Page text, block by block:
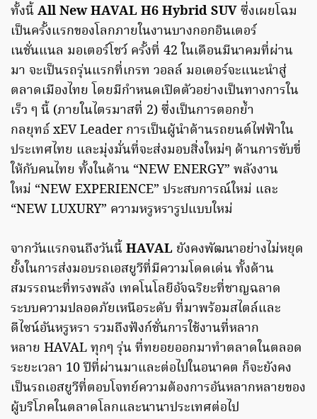
ทั้งนี้All New HAVAL H6 Hybrid SUVซึ่งเผยโฉม
เป็นครั้งแรกของโลกภายในงานบางกอกอินเตอร์
เนชั่นแนล มอเตอร์โชว์ ครั้งที่ 42 ในเดือนมีนาคมที่ผ่าน
มา จะเป็นรถรุ่นแรกที่เกรท วอลล์ มอเตอร์จะแนะนำสู่
ตลาดเมืองไทย โดยมีกำหนดเปิดตัวอย่างเป็นทางการใน
เร็ว ๆ นี้ (ภายในไตรมาสที่ 2) ซึ่งเป็นการตอกย้ำ
กลยุทธ์ xEV Leader การเป็นผู้นำด้านรถยนต์ไฟฟ้าใน
ประเทศไทย และมุ่งมั่นที่จะส่งมอบสิ่งใหม่ๆ ด้านการขับขี่
ให้กับคนไทย ทั้งในด้าน “NEW ENERGY” พลังงาน
ใหม่ “NEW EXPERIENCE” ประสบการณ์ใหม่ และ
“NEW LUXURY” ความหรูหรารูปแบบใหม่
จากวันแรกจนถึงวันนี้HAVAL ยังคงพัฒนาอย่างไม่หยุด
ยั้งในการส่งมอบรถเอสยูวีที่มีความโดดเด่น ทั้งด้าน
สมรรถนะที่ทรงพลัง เทคโนโลยีอัจฉริยะที่ชาญฉลาด
ระบบความปลอดภัยเหนือระดับ ที่มาพร้อมสไตล์และ
ดีไซน์อันหรูหรา รวมถึงฟังก์ชั่นการใช้งานที่หลาก
หลาย HAVAL ทุกๆ รุ่น ที่ทยอยออกมาทำตลาดในตลอด
ระยะเวลา 10 ปีที่ผ่านมาและต่อไปในอนาคต ก็จะยังคง
เป็นรถเอสยูวีที่ตอบโจทย์ความต้องการอันหลากหลายของ
ผู้บริโภคในตลาดโลกและนานาประเทศต่อไป